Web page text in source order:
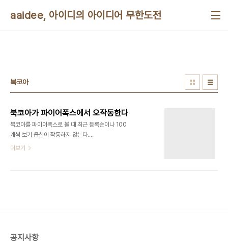
aaidee, 아이디의 아이디어 무한도전
북코아
북코아가 파이어폭스에서 오작동한다
북코아를 파이어폭스로 볼 때 최근 등록순이나 100
개씩 보기 옵션이 작동하지 않는다.
onchange="javascript:location.href('/module/searchByKonan/openBo...
람으로서 불쾌하다. 컴퓨터 입문/활용컴퓨터공학
더보기
공지사항